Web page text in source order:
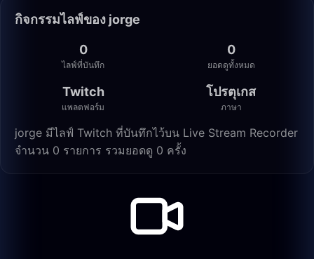
กิจกรรมไลฟ์ของ jorge
0
ไลฟ์ที่บันทึก
0
ยอดดูทั้งหมด
Twitch
แพลตฟอร์ม
โปรตุเกส
ภาษา
jorge มีไลฟ์ Twitch ที่บันทึกไว้บน Live Stream Recorder
จำนวน 0 รายการ รวมยอดดู 0 ครั้ง